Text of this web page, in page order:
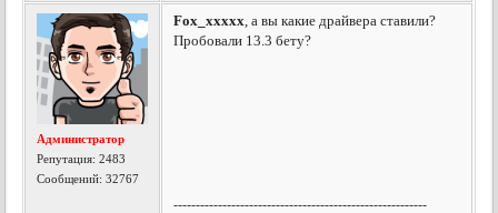
Администратор
Репутация:2483
Сообщений: 32767
Fox_xxxxx, а вы какие драйвера ставили?
Пробовали 13.3 бету?
---------------------------------------------------------